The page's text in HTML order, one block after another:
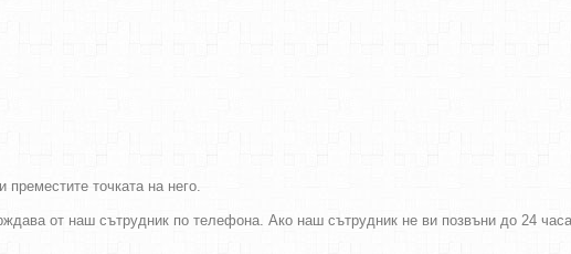
точката на него.
от наш сътрудник по телефона. Ако наш сътрудник не ви позвъни до 24